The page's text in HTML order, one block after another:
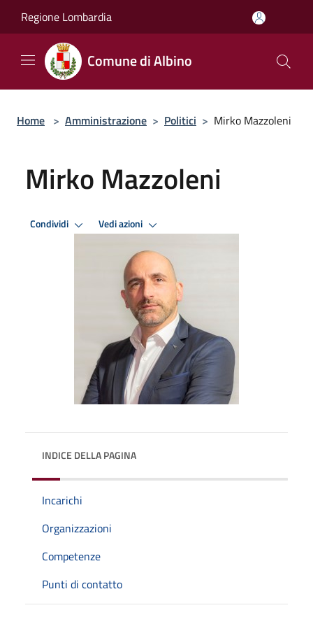
Regione Lombardia
Comune di Albino
Home > Amministrazione > Politici > Mirko Mazzoleni
Mirko Mazzoleni
Condividi Vedi azioni
INDICE DELLA PAGINA
Incarichi
Organizzazioni
Competenze
Punti di contatto